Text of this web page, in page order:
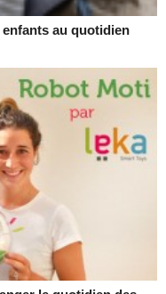
au quotidien